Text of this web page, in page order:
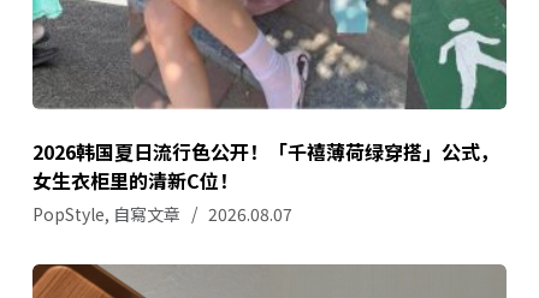
2026韩国夏日流行色公开！「千禧薄荷绿穿搭」公式，
女生衣柜里的清新C位！
PopStyle, 自寫文章 2026.08.07